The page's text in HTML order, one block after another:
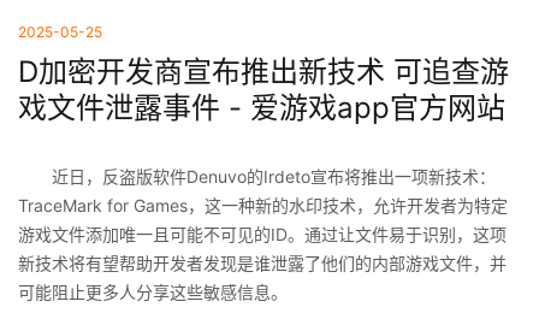
2025-05-25
D加密开发商宣布推出新技术 可追查游
戏文件泄露事件 - 爱游戏app官方网站
近日，反盗版软件Denuvo的Irdeto宣布将推出一项新技术：
TraceMark for Games，这一种新的水印技术，允许开发者为特定
游戏文件添加唯一且可能不可见的ID。通过让文件易于识别，这项
新技术将有望帮助开发者发现是谁泄露了他们的内部游戏文件，并
可能阻止更多人分享这些敏感信息。